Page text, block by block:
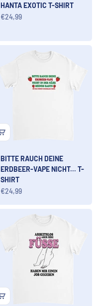
HANTA EXOTIC T-SHIRT
Angebot
€24,99
BITTE RAUCH DEINE
ERDBEER-VAPE NICHT... T-
SHIRT
Angebot
€24,99